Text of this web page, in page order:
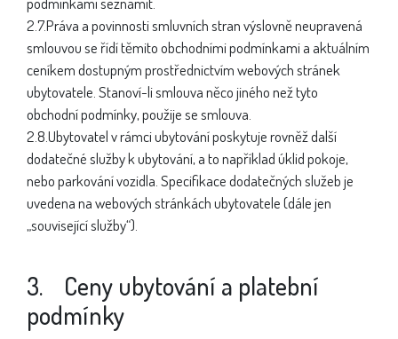
2.7.Práva a povinnosti smluvních stran výslovně neupravená
smlouvou se řídí těmito obchodními podmínkami a aktuálním
ceníkem dostupným prostřednictvím webových stránek
ubytovatele. Stanoví-li smlouva něco jiného než tyto
obchodní podmínky, použije se smlouva.
2.8.Ubytovatel v rámci ubytování poskytuje rovněž další
dodatečné služby k ubytování, a to například úklid pokoje,
nebo parkování vozidla. Specifikace dodatečných služeb je
uvedena na webových stránkách ubytovatele (dále jen
„související služby“).
3. Ceny ubytování a platební
podmínky